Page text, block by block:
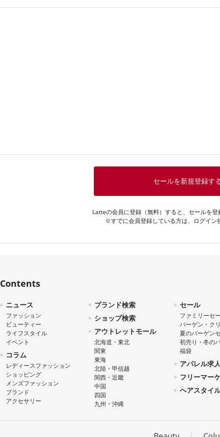
2016年 夏のバーゲンセール
2016年 初売り・福袋・バーゲンセール
セールを新規登録す
Latteの会員に登録（無料）すると、セールを
※すでに会員登録している方は、ログイン
Contents
ニュース
ファッション
ビューティー
ライフスタイル
イベント
コラム
レディースファッション
ショッピング
メンズファッション
ブランド
アクセサリー
ブランド検索
ショップ検索
アウトレットモール
北海道・東北
関東
東海
北陸・甲信越
関西・近畿
中国
四国
九州・沖縄
セール
ファミリーセ
バーゲン・ク
夏のバーゲン
初売り・冬の
福袋
アパレル求
フリーマー
ヘアスタイ